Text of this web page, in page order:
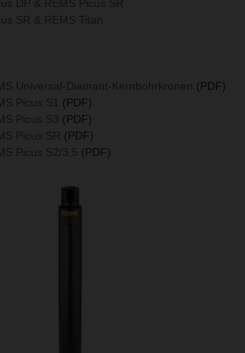
DP & REMS Picus SR
SR & REMS Titan
Universal-Diamant-Kernbohrkronen (PDF)
Picus S1 (PDF)
Picus S3 (PDF)
Picus SR (PDF)
Picus S2/3,5 (PDF)